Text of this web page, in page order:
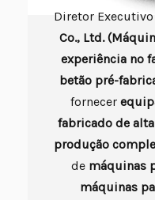
Diretor Executivo
Co., Ltd.
experiência no
betão pré-
fornecer
fabricado de
produção
de máquinas
máquinas